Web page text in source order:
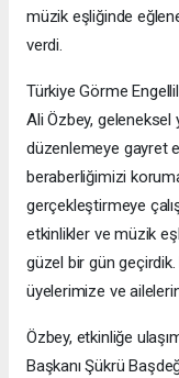
müzik eşliğinde
verdi.
Türkiye Görme
Ali Özbey, geleneksel
düzenlemeye gayret
beraberliğimizi
gerçekleştirmeye
etkinlikler ve müzik
güzel bir gün
üyelerimize ve
Özbey, etkinliğe
Başkanı Şükrü